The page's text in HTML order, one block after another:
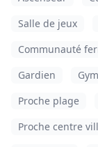
Salle de jeux
Communauté
Gardien
Gym
Proche plage
Proche centre